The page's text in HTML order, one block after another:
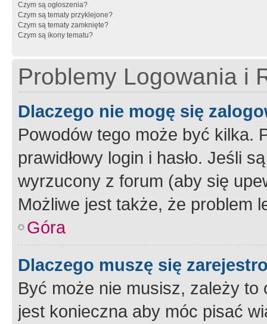
Czym są ogłoszenia?
Czym są tematy przyklejone?
Czym są tematy zamknięte?
Czym są ikony tematu?
Problemy Logowania i
Dlaczego nie mogę się
Powodów tego może być kilka.
prawidłowy login i hasło. Jeśli
wyrzucony z forum (aby się
Możliwe jest także, że problem
Góra
Dlaczego muszę się
Być może nie musisz, zależy
jest konieczna aby móc pisać